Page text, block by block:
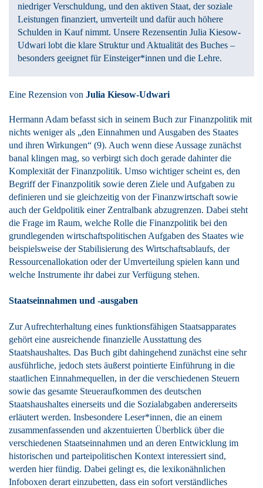
niedriger Verschuldung, und den aktiven Staat, der soziale
Leistungen finanziert, umverteilt und dafür auch höhere
Schulden in Kauf nimmt. Unsere Rezensentin Julia Kiesow-
Udwari lobt die klare Struktur und Aktualität des Buches –
besonders geeignet für Einsteiger*innen und die Lehre.
Eine Rezension von Julia Kiesow-Udwari
Hermann Adam befasst sich in seinem Buch zur Finanzpolitik mit
nichts weniger als „den Einnahmen und Ausgaben des Staates
und ihren Wirkungen“ (9). Auch wenn diese Aussage zunächst
banal klingen mag, so verbirgt sich doch gerade dahinter die
Komplexität der Finanzpolitik. Umso wichtiger scheint es, den
Begriff der Finanzpolitik sowie deren Ziele und Aufgaben zu
definieren und sie gleichzeitig von der Finanzwirtschaft sowie
auch der Geldpolitik einer Zentralbank abzugrenzen. Dabei steht
die Frage im Raum, welche Rolle die Finanzpolitik bei den
grundlegenden wirtschaftspolitischen Aufgaben des Staates wie
beispielsweise der Stabilisierung des Wirtschaftsablaufs, der
Ressourcenallokation oder der Umverteilung spielen kann und
welche Instrumente ihr dabei zur Verfügung stehen.
Staatseinnahmen und -ausgaben
Zur Aufrechterhaltung eines funktionsfähigen Staatsapparates
gehört eine ausreichende finanzielle Ausstattung des
Staatshaushaltes. Das Buch gibt dahingehend zunächst eine sehr
ausführliche, jedoch stets äußerst pointierte Einführung in die
staatlichen Einnahmequellen, in der die verschiedenen Steuern
sowie das gesamte Steueraufkommen des deutschen
Staatshaushaltes einerseits und die Sozialabgaben andererseits
erläutert werden. Insbesondere Leser*innen, die an einem
zusammenfassenden und akzentuierten Überblick über die
verschiedenen Staatseinnahmen und an deren Entwicklung im
historischen und parteipolitischen Kontext interessiert sind,
werden hier fündig. Dabei gelingt es, die lexikonähnlichen
Infoboxen derart einzubetten, dass ein sofort verständliches